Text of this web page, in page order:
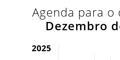
Agenda para o
Dezembro
2025